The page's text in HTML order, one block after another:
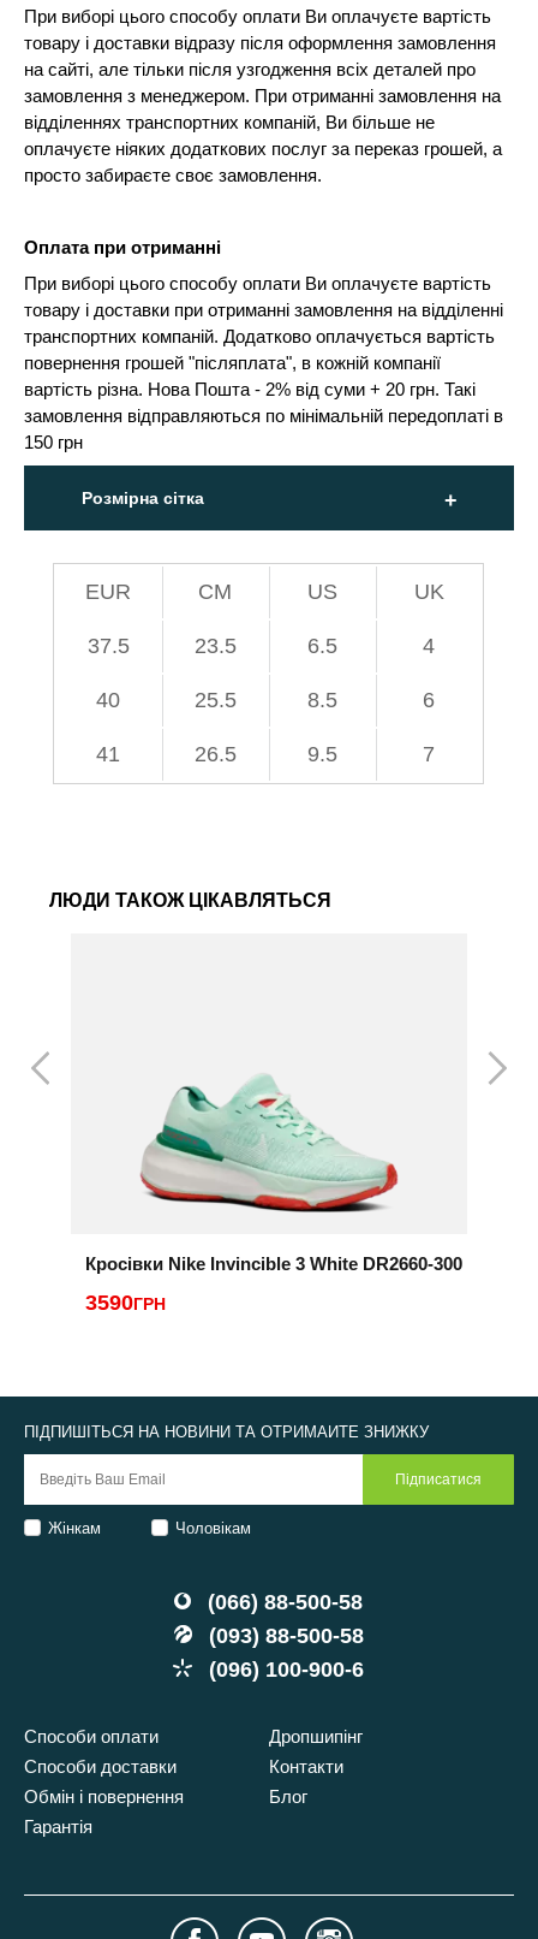
При виборі цього способу оплати Ви оплачуєте вартість
товару і доставки відразу після оформлення замовлення
на сайті, але тільки після узгодження всіх деталей про
замовлення з менеджером. При отриманні замовлення на
відділеннях транспортних компаній, Ви більше не
оплачуєте ніяких додаткових послуг за переказ грошей, а
просто забираєте своє замовлення.
Оплата при отриманні
При виборі цього способу оплати Ви оплачуєте вартість
товару і доставки при отриманні замовлення на відділенні
транспортних компаній. Додатково оплачується вартість
повернення грошей "післяплата", в кожній компанії
вартість різна. Нова Пошта - 2% від суми + 20 грн. Такі
замовлення відправляються по мінімальній передоплаті в
150 грн
Розмірна сітка
EUR СМ US UK
37.5 23.5 6.5 4
40 25.5 8.5 6
41 26.5 9.5 7
ЛЮДИ ТАКОЖ ЦІКАВЛЯТЬСЯ
Кросівки Nike Invincible 3 White DR2660-300
3590ГРН
(066) 88-500-58
(093) 88-500-58
(096) 100-900-6
Способи оплати
Способи доставки
Обмін і повернення
Гарантія
Дропшипінг
Контакти
Блог
ПІДПИШІТЬСЯ НА НОВИНИ ТА ОТРИМАЙТЕ ЗНИЖКУ
Жінкам Чоловікам